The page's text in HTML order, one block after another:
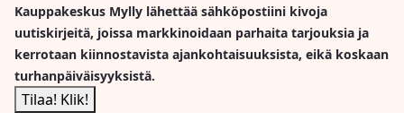
Kauppakeskus Mylly lähettää sähköpostiini kivoja
uutiskirjeitä, joissa markkinoidaan parhaita tarjouksia ja
kerrotaan kiinnostavista ajankohtaisuuksista, eikä koskaan
turhanpäiväisyyksistä.